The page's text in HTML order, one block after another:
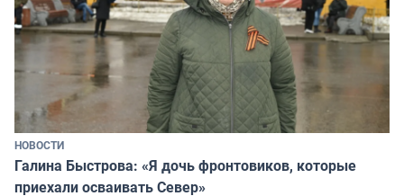
НОВОСТИ
Галина Быстрова: «Я дочь фронтовиков, которые
приехали осваивать Север»